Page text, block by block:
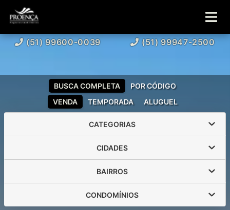
(51) 99600-0039 (51) 99947-2500
VENDA TEMPORADA ALUGUEL
BUSCA COMPLETA POR CÓDIGO
CATEGORIAS
CIDADES
BAIRROS
CONDOMÍNIOS